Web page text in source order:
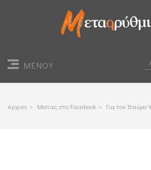
ΜΕΝΟΥ
Αρχικη > Ματιες στο Facebook > Για τον Σταύρο